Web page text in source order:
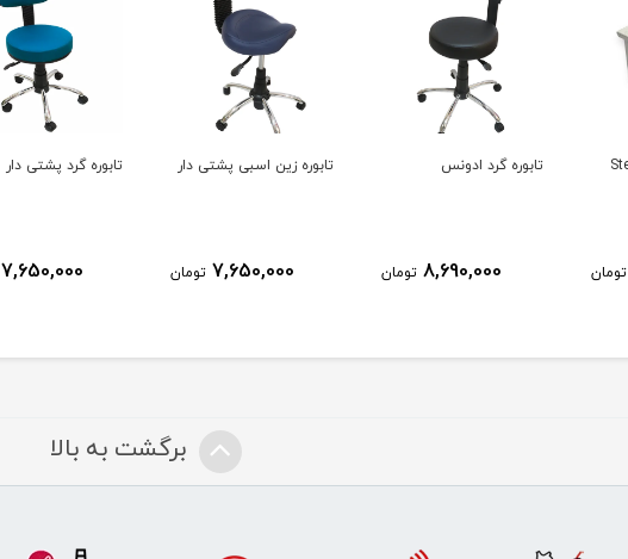
تومان
تابوره گرد ادونس
8,690,000 تومان
تابوره زین اسبی پشتی دار
7,650,000 تومان
تابوره گرد پشتی دار
7,650,000
برگشت به بالا